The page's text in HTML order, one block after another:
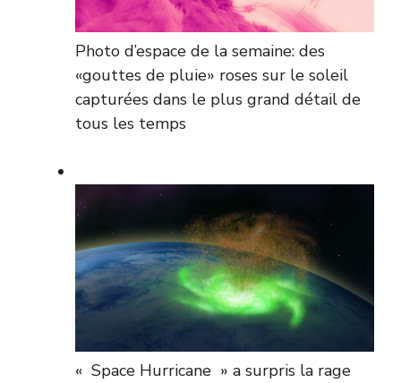
Photo d’espace de la semaine: des
«gouttes de pluie» roses sur le soleil
capturées dans le plus grand détail de
tous les temps
« Space Hurricane » a surpris la rage